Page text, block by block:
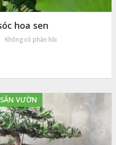
hoa sen
Không có phản hồi
VƯỜN